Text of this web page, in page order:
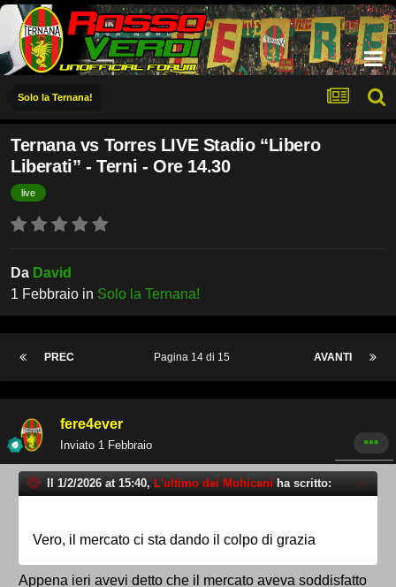
Solo la Ternana!
Ternana vs Torres LIVE Stadio “Libero
Liberati” - Terni - Ore 14.30
live
Da David
1 Febbraio in Solo la Ternana!
PREC AVANTI
Pagina 14 di 15
fere4ever
Inviato 1 Febbraio
Il 1/2/2026 at 15:40, L'ultimo dei Mohicani ha scritto:
Vero, il mercato ci sta dando il colpo di grazia
Appena ieri avevi detto che il mercato aveva soddisfatto